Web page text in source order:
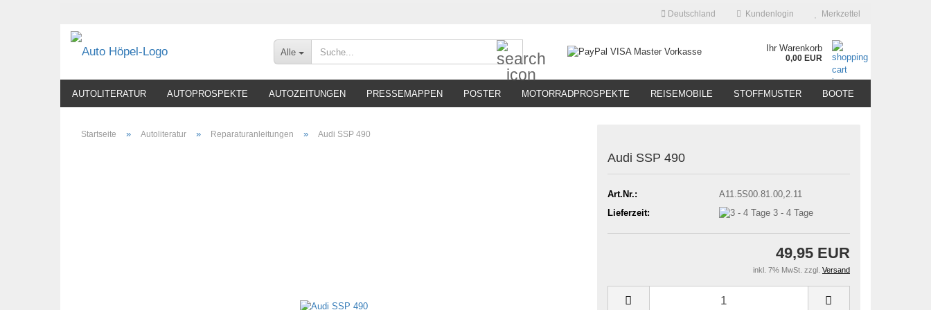
Deutschland Kundenlogin Merkzettel
Alle Ihr Warenkorb
0,00 EUR
AUTOLITERATUR AUTOPROSPEKTE AUTOZEITUNGEN PRESSEMAPPEN POSTER MOTORRADPROSPEKTE REISEMOBILE STOFFMUSTER BOOTE
Startseite » Autoliteratur » Reparaturanleitungen » Audi SSP 490
Audi SSP 490
Art.Nr.:
A11.5S00.81.00,2.11
Lieferzeit:
3 - 4 Tage
49,95 EUR
inkl. 7% MwSt. zzgl. Versand